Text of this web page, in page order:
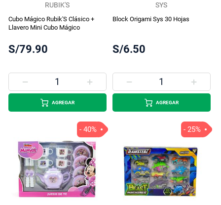
RUBIK'S
Cubo Mágico Rubik'S Clásico +
Llavero Mini Cubo Mágico
S/79.90
AGREGAR
SYS
Block Origami Sys 30 Hojas
S/6.50
AGREGAR
- 40% - 25%